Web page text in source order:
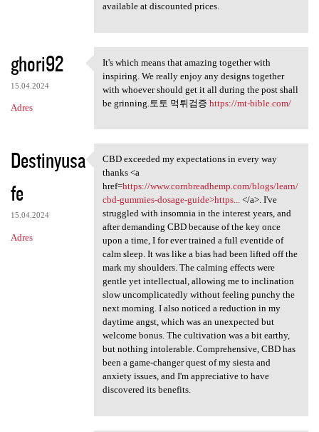
available at discounted prices.
ghori92
15.04.2024
Adres
It's which means that amazing
It's which means that amazing together with
inspiring. We really enjoy any designs together
with whoever should get it all during the post shall
be grinning.토토 먹튀검증 https://mt-bible.com/
Destinyusa
fe
15.04.2024
Adres
CBD exceeded my expectations
CBD exceeded my expectations in every way
thanks <a
href=https://www.cornbreadhemp.com/blogs/learn/
cbd-gummies-dosage-guide>https...</a>. I've
struggled with insomnia in the interest years, and
after demanding CBD because of the key once
upon a time, I for ever trained a full eventide of
calm sleep. It was like a bias had been lifted off the
mark my shoulders. The calming effects were
gentle yet intellectual, allowing me to inclination
slow uncomplicatedly without feeling punchy the
next morning. I also noticed a reduction in my
daytime angst, which was an unexpected but
welcome bonus. The cultivation was a bit earthy,
but nothing intolerable. Comprehensive, CBD has
been a game-changer quest of my siesta and
anxiety issues, and I'm appreciative to have
discovered its benefits.